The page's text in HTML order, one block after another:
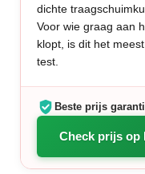
dichte
Voor wie graag aan
klopt, is dit het
test.
Beste prijs
Check prijs op